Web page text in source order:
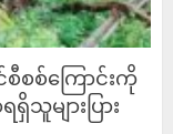
စစ်ကြောင်းကို
များပြား